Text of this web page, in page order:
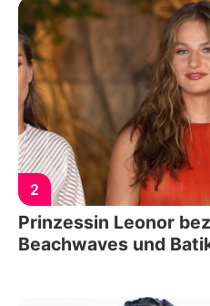
2
Prinzessin Leonor
Beachwaves und